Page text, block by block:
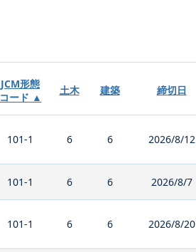
JCM形態
コード ▲
土木 建築 締切日
101-1 6 6 2026/8/12
101-1 6 6 2026/8/7
101-1 6 6 2026/8/20